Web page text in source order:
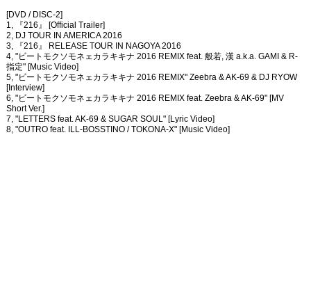
[DVD / DISC-2]
1, 『216』 [Official Trailer]
2, DJ TOUR IN AMERICA 2016
3, 『216』 RELEASE TOUR IN NAGOYA 2016
4, "ビートモクソモネェカラキキナ 2016 REMIX feat. 般若, 漢 a.k.a. GAMI & R-
指定" [Music Video]
5, "ビートモクソモネェカラキキナ 2016 REMIX" Zeebra & AK-69 & DJ RYOW
[Interview]
6, "ビートモクソモネェカラキキナ 2016 REMIX feat. Zeebra & AK-69" [MV
Short Ver.]
7, "LETTERS feat. AK-69 & SUGAR SOUL" [Lyric Video]
8, "OUTRO feat. ILL-BOSSTINO / TOKONA-X" [Music Video]